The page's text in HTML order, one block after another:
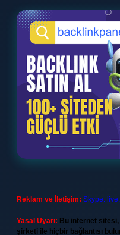
Reklam ve İletişim: Skype:
Yasal Uyarı: Bu internet
şirketi ile hiçbir bağlantısı